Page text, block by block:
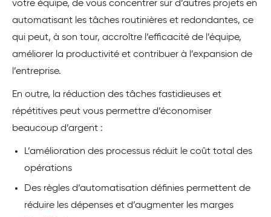
votre équipe, de vous concentrer sur d’autres projets en
automatisant les tâches routinières et redondantes, ce
qui peut, à son tour, accroître l’efficacité de l’équipe,
améliorer la productivité et contribuer à l’expansion de
l’entreprise.
En outre, la réduction des tâches fastidieuses et
répétitives peut vous permettre d’économiser
beaucoup d’argent :
L’amélioration des processus réduit le coût total des
opérations
Des règles d’automatisation définies permettent de
réduire les dépenses et d’augmenter les marges